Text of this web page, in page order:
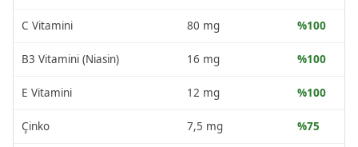
C Vitamini 80 mg %100
B3 Vitamini (Niasin) 16 mg %100
E Vitamini 12 mg %100
Çinko 7,5 mg %75